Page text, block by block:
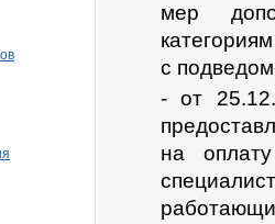
мер
с
- от
на